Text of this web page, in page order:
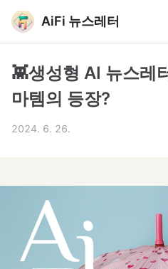
AiFi 뉴스레터
👾생성형 AI 뉴스레
마템의 등장?
2024. 6. 26.